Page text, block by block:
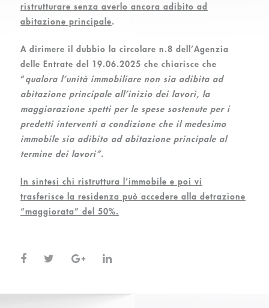
ristrutturare senza averlo ancora adibito ad
abitazione principale.
A dirimere il dubbio la circolare n.8 dell’Agenzia
delle Entrate del 19.06.2025 che chiarisce che
“qualora l’unità immobiliare non sia adibita ad
abitazione principale all’inizio dei lavori, la
maggiorazione spetti per le spese sostenute per i
predetti interventi a condizione che il medesimo
immobile sia adibito ad abitazione principale al
termine dei lavori”.
In sintesi chi ristruttura l’immobile e poi vi
trasferisce la residenza può accedere alla detrazione
“maggiorata” del 50%.